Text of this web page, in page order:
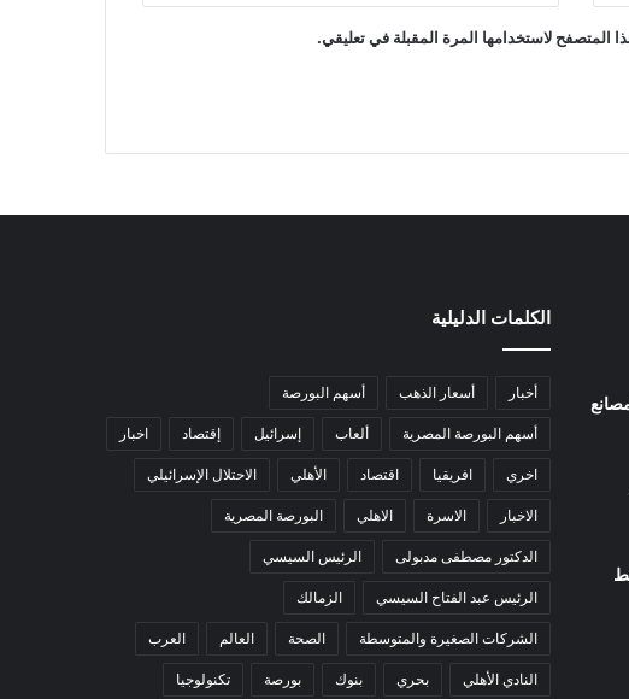
المتصفح لاستخدامها المرة المقبلة في تعليقي.
الكلمات الدليلية
أخبار أسعار الذهب أسهم البورصة
أسهم البورصة المصرية ألعاب إسرائيل إقتصاد اخبار
اخري افريقيا اقتصاد الأهلي الاحتلال الإسرائيلي
الاخبار الاسرة الاهلي البورصة المصرية
الدكتور مصطفى مدبولى الرئيس السيسي
الرئيس عبد الفتاح السيسي الزمالك
الشركات الصغيرة والمتوسطة الصحة العالم العرب
النادي الأهلي بحري بنوك بورصة تكنولوجيا